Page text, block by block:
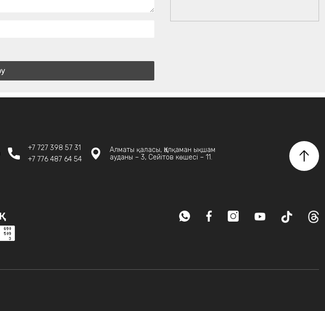
+7 727 398 57 31
+7 776 487 64 54
Алматы қаласы, Қалқаман ықшам
ауданы – 3, Сейітов көшесі – 11.